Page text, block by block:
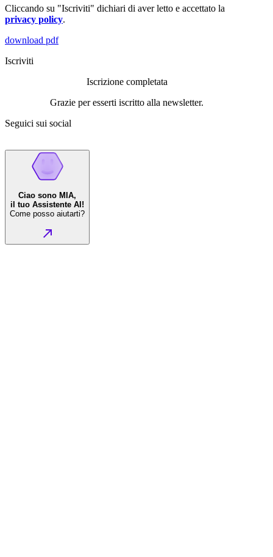
Cliccando su "Iscriviti" dichiari di aver letto e accettato la
privacy policy.
download pdf
Iscriviti
Iscrizione completata
Grazie per esserti iscritto alla newsletter.
Seguici sui social
Ciao sono MIA,
il tuo Assistente AI!
Come posso aiutarti?